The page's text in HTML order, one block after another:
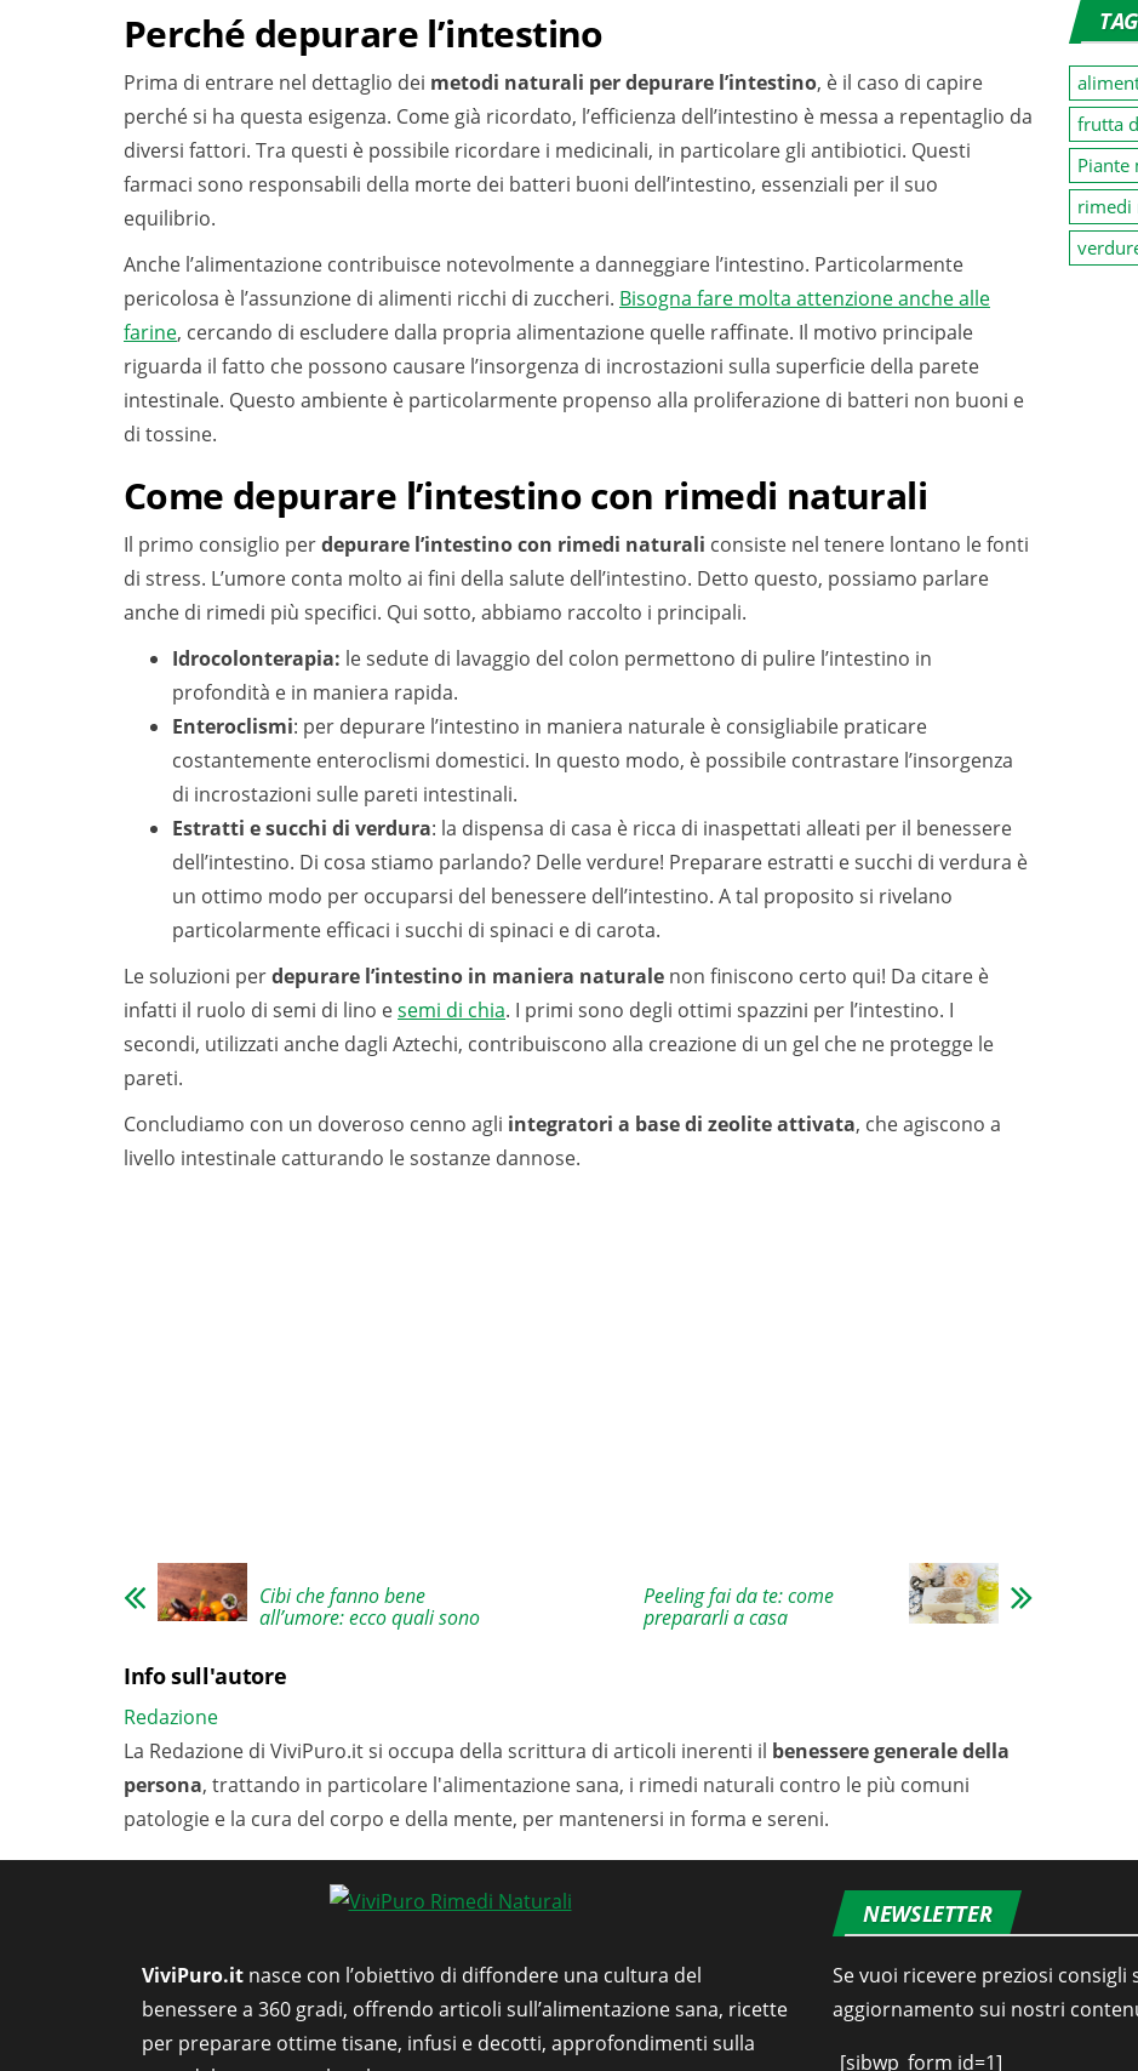
Perché depurare l’intestino
Prima di entrare nel dettaglio dei metodi naturali per depurare l’intestino, è il caso di capire
perché si ha questa esigenza. Come già ricordato, l’efficienza dell’intestino è messa a repentaglio da
diversi fattori. Tra questi è possibile ricordare i medicinali, in particolare gli antibiotici. Questi
farmaci sono responsabili della morte dei batteri buoni dell’intestino, essenziali per il suo
equilibrio.
Anche l’alimentazione contribuisce notevolmente a danneggiare l’intestino. Particolarmente
pericolosa è l’assunzione di alimenti ricchi di zuccheri. Bisogna fare molta attenzione anche alle
farine, cercando di escludere dalla propria alimentazione quelle raffinate. Il motivo principale
riguarda il fatto che possono causare l’insorgenza di incrostazioni sulla superficie della parete
intestinale. Questo ambiente è particolarmente propenso alla proliferazione di batteri non buoni e
di tossine.
Come depurare l’intestino con rimedi naturali
Il primo consiglio perdepurare l’intestino con rimedi naturali consiste nel tenere lontano le fonti
di stress. L’umore conta molto ai fini della salute dell’intestino. Detto questo, possiamo parlare
anche di rimedi più specifici. Qui sotto, abbiamo raccolto i principali.
Idrocolonterapia: le sedute di lavaggio del colon permettono di pulire l’intestino in
profondità e in maniera rapida.
Enteroclismi: per depurare l’intestino in maniera naturale è consigliabile praticare
costantemente enteroclismi domestici. In questo modo, è possibile contrastare l’insorgenza
di incrostazioni sulle pareti intestinali.
Estratti e succhi di verdura: la dispensa di casa è ricca di inaspettati alleati per il benessere
dell’intestino. Di cosa stiamo parlando? Delle verdure! Preparare estratti e succhi di verdura è
un ottimo modo per occuparsi del benessere dell’intestino. A tal proposito si rivelano
particolarmente efficaci i succhi di spinaci e di carota.
Le soluzioni perdepurare l’intestino in maniera naturale non finiscono certo qui! Da citare è
infatti il ruolo di semi di lino esemi di chia. I primi sono degli ottimi spazzini per l’intestino. I
secondi, utilizzati anche dagli Aztechi, contribuiscono alla creazione di un gel che ne protegge le
pareti.
Concludiamo con un doveroso cenno agli integratori a base di zeolite attivata, che agiscono a
livello intestinale catturando le sostanze dannose.
Cibi che fanno bene
all’umore: ecco quali sono
Peeling fai da te: come
prepararli a casa
Info sull'autore
Redazione
La Redazione di ViviPuro.it si occupa della scrittura di articoli inerenti il benessere generale della
persona, trattando in particolare l'alimentazione sana, i rimedi naturali contro le più comuni
patologie e la cura del corpo e della mente, per mantenersi in forma e sereni.
TAG
frutta
Piante
rimedi
ViviPuro.it nasce con l’obiettivo di diffondere una cultura del
benessere a 360 gradi, offrendo articoli sull’alimentazione sana, ricette
per preparare ottime tisane, infusi e decotti, approfondimenti sulla
NEWSLETTER
Se vuoi ricevere preziosi
aggiornamento sui nostri
[sibwp_form id=1]